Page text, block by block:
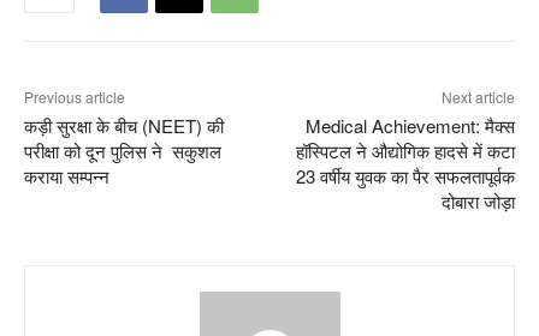
Previous article
कड़ी सुरक्षा के बीच (NEET) की
परीक्षा को दून पुलिस ने सकुशल
कराया सम्पन्न
Next article
Medical Achievement: मैक्स
हॉस्पिटल ने औद्योगिक हादसे में कटा
23 वर्षीय युवक का पैर सफलतापूर्वक
दोबारा जोड़ा